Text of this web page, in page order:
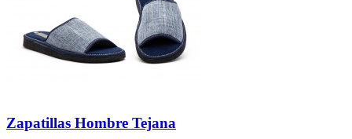
Zapatillas Hombre Tejana